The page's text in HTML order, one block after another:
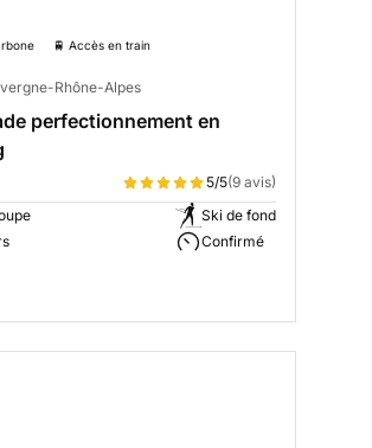
🚆 Accès en train
Rhône-Alpes
perfectionnement en
5/5(9 avis)
Ski de fond
Confirmé